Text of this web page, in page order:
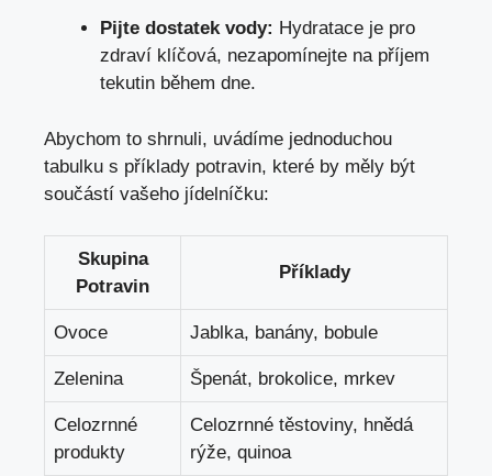
Pijte dostatek vody: Hydratace je pro
zdraví klíčová, nezapomínejte na příjem
tekutin během dne.
Abychom to shrnuli, uvádíme jednoduchou
tabulku s příklady potravin, které by měly být
součástí vašeho jídelníčku:
Skupina
Potravin
Příklady
Ovoce Jablka, banány, bobule
Zelenina Špenát, brokolice, mrkev
Celozrnné
produkty
Celozrnné těstoviny, hnědá
rýže, quinoa